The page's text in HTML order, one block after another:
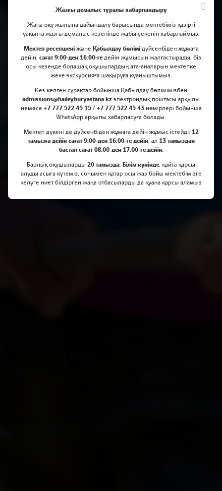
Haileybury күні
Жазғы демалыс туралы хабарландыру
Жаңа оқу жылына дайындалу барысында мектебіміз қазіргі
уақытта жазғы демалыс кезеңінде жабық екенін хабарлаймыз.
Мектеп ресепшеніжәне Қабылдау бөлімідүйсенбіден жұмаға
дейін, сағат 9:00-ден 16:00-ге дейін жұмысын жалғастырады, біз
осы кезеңде болашақ оқушылардың ата-аналарын мектепке
жеке экскурсияға шақыруға қуаныштымыз.
Кез келген сұрақтар бойынша Қабылдау бөлімімізбен
admissions@haileyburyastana.kz электрондық поштасы арқылы
немесе +7 777 522 45 15 / +7 777 522 45 43нөмірлері бойынша
WhatsApp арқылы хабарласуға болады.
Мектеп дүкені де дүйсенбіден жұмаға дейін жұмыс істейді: 12
тамызға дейін сағат 9:00-ден 16:00-ге дейін, ал 13 тамыздан
бастап сағат 08:00-ден 17:00-ге дейін.
Барлық оқушыларды 20 тамызда, Білім күнінде, қайта қарсы
алуды асыға күтеміз, сонымен қатар осы жаз бойы мектебімізге
келуге ниет білдірген жаңа отбасыларды да қуана қарсы аламыз